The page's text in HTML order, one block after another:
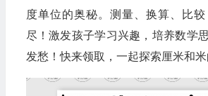
度单位的奥秘。测量、换算、比
尽！激发孩子学习兴趣，培养数学
发愁！快来领取，一起探索厘米和米